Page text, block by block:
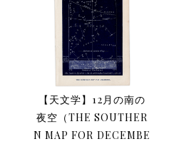
【天文学】12月の南の
夜空（THE SOUTHER
N MAP FOR DECEMBE